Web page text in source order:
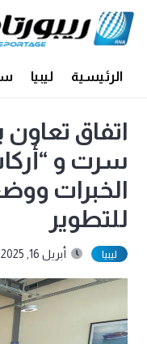
الرئيسية ليبيا
اتفاق تعاون
سرت و
الخبرات
للتطوير
ليبيا أبريل 16, 2025